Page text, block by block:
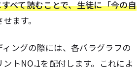
べて読むことで、生徒に「今の自
せます。
ングの際には、各パラグラフの
トNO.1を配付します。これによ